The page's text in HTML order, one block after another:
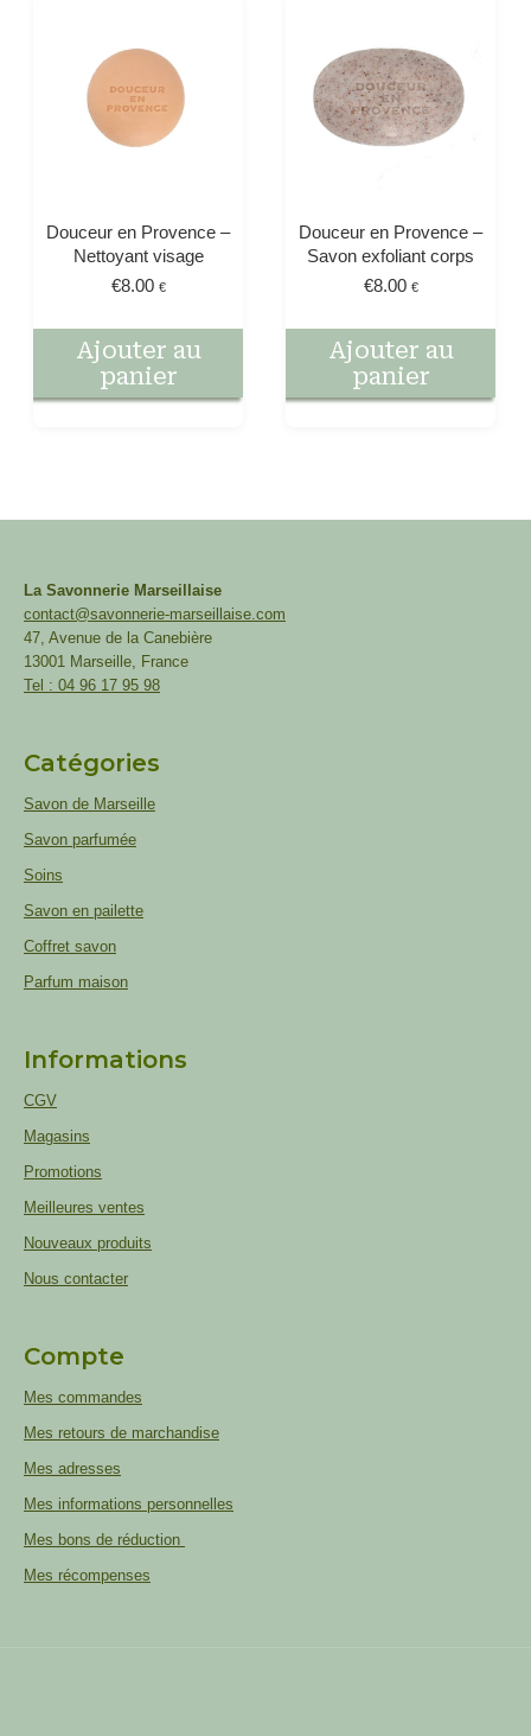
Douceur en Provence –
Nettoyant visage
€8.00 €
Ajouter au
panier
Douceur en Provence –
Savon exfoliant corps
€8.00 €
Ajouter au
panier
La Savonnerie Marseillaise
contact@savonnerie-marseillaise.com
47, Avenue de la Canebière
13001 Marseille, France
Tel : 04 96 17 95 98
Catégories
Savon de Marseille
Savon parfumée
Soins
Savon en pailette
Coffret savon
Parfum maison
Informations
CGV
Magasins
Promotions
Meilleures ventes
Nouveaux produits
Nous contacter
Compte
Mes commandes
Mes retours de marchandise
Mes adresses
Mes informations personnelles
Mes bons de réduction
Mes récompenses